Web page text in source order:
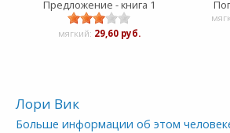
Предложение - книга 1
мягкий: 29,60 руб.
Лори Вик
Больше информации об этом